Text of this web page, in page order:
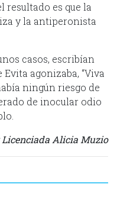
resultado es que la
y la antiperonista
casos, escribían
agonizaba, “Viva
ningún riesgo de
de inocular odio
Licenciada Alicia Muzio